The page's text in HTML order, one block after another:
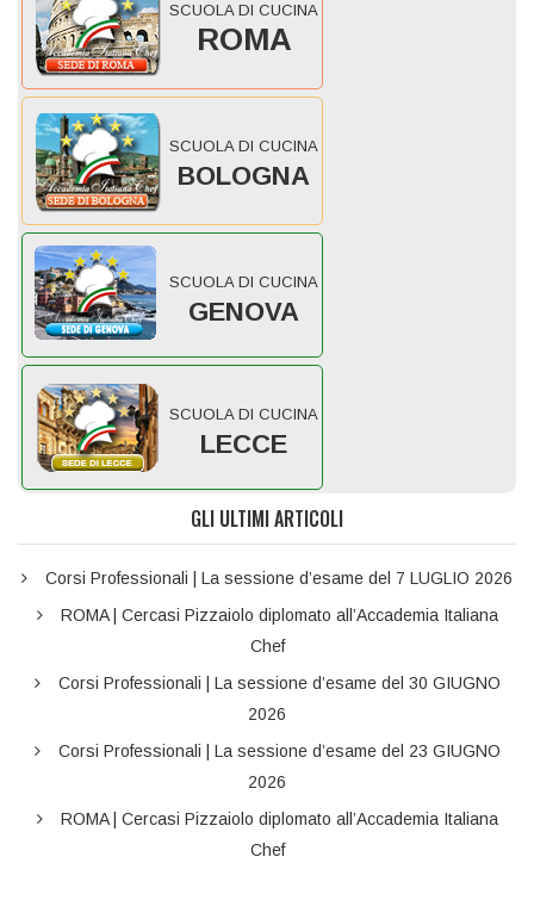
SCUOLA DI CUCINA
ROMA
SCUOLA DI CUCINA
BOLOGNA
SCUOLA DI CUCINA
GENOVA
SCUOLA DI CUCINA
LECCE
GLI ULTIMI ARTICOLI
Corsi Professionali | La sessione d’esame del 7 LUGLIO 2026
ROMA | Cercasi Pizzaiolo diplomato all’Accademia Italiana
Chef
Corsi Professionali | La sessione d’esame del 30 GIUGNO
2026
Corsi Professionali | La sessione d’esame del 23 GIUGNO
2026
ROMA | Cercasi Pizzaiolo diplomato all’Accademia Italiana
Chef